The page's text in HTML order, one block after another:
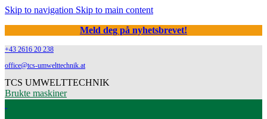
Skip to navigation Skip to main content
Meld deg på nyhetsbrevet!
+43 2616 20 238
office@tcs-umwelttechnik.at
TCS UMWELTTECHNIK
Brukte maskiner